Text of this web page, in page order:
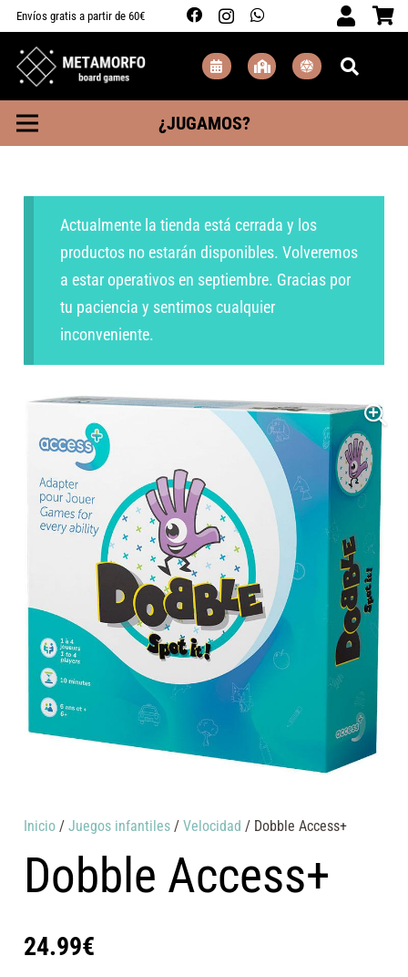
Envíos gratis a partir de 60€
¿JUGAMOS?
Actualmente la tienda está cerrada y los
productos no estarán disponibles. Volveremos
a estar operativos en septiembre. Gracias por
tu paciencia y sentimos cualquier
inconveniente.
Inicio /Juegos infantiles /Velocidad / Dobble Access+
Dobble Access+
24.99€